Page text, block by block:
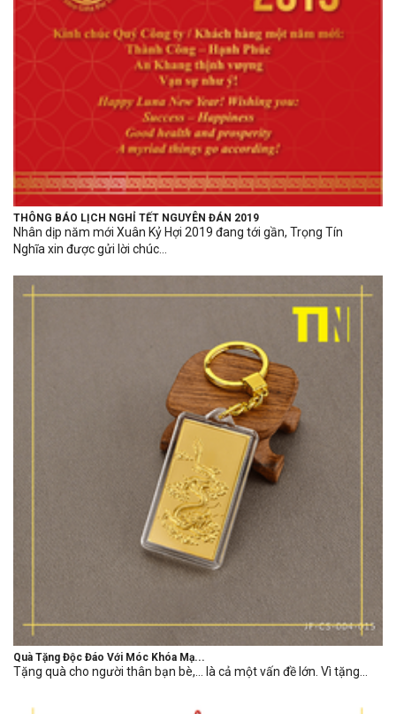
THÔNG BÁO LỊCH NGHỈ TẾT NGUYÊN ĐÁN 2019
Nhân dịp năm mới Xuân Kỷ Hợi 2019 đang tới gần, Trọng Tín
Nghĩa xin được gửi lời chúc...
Quà Tặng Độc Đáo Với Móc Khóa Mạ...
Tặng quà cho người thân bạn bè,… là cả một vấn đề lớn. Vì tặng...